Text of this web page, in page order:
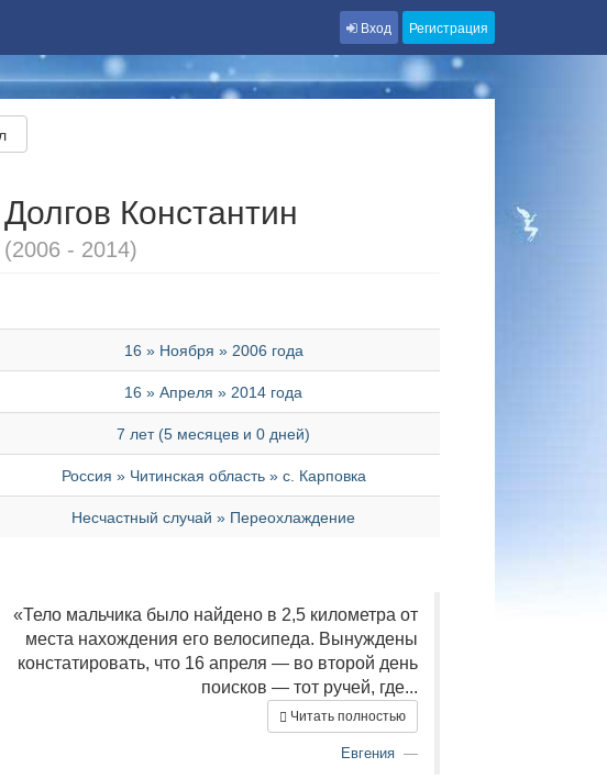
Вход Регистрация
Долгов Константин
(2006 - 2014)
16 » Ноября » 2006 года
16 » Апреля » 2014 года
7 лет (5 месяцев и 0 дней)
Россия » Читинская область » с. Карповка
Несчастный случай » Переохлаждение
«Тело мальчика было найдено в 2,5 километра от
места нахождения его велосипеда. Вынуждены
констатировать, что 16 апреля — во второй день
поисков — тот ручей, где...
Читать полностью
Евгения